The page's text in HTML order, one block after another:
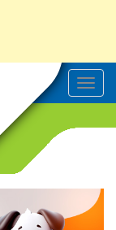
T
o
v
g